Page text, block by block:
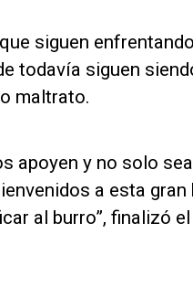
siguen
todavía siguen
maltrato.
apoyen y no solo
a esta gran
al burro”, finalizó